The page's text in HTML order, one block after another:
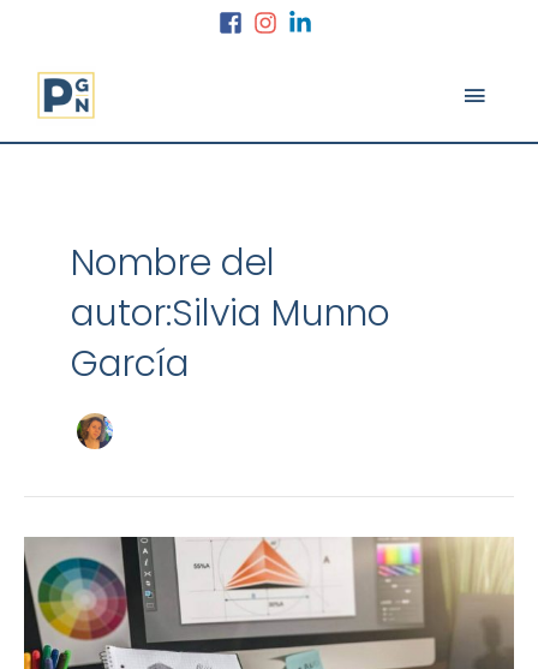
Nombre del
autor:Silvia Munno
García
6
CLAVES
PARA
DISEÑAR
UN
LOGO
EFICAZ